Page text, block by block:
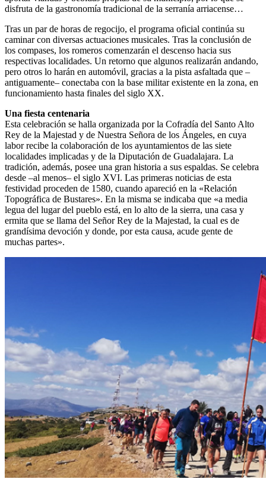
disfruta de la gastronomía tradicional de la serranía arriacense…
Tras un par de horas de regocijo, el programa oficial continúa su
caminar con diversas actuaciones musicales. Tras la conclusión de
los compases, los romeros comenzarán el descenso hacia sus
respectivas localidades. Un retorno que algunos realizarán andando,
pero otros lo harán en automóvil, gracias a la pista asfaltada que –
antiguamente– conectaba con la base militar existente en la zona, en
funcionamiento hasta finales del siglo XX.
Una fiesta centenaria
Esta celebración se halla organizada por la Cofradía del Santo Alto
Rey de la Majestad y de Nuestra Señora de los Ángeles, en cuya
labor recibe la colaboración de los ayuntamientos de las siete
localidades implicadas y de la Diputación de Guadalajara. La
tradición, además, posee una gran historia a sus espaldas. Se celebra
desde –al menos– el siglo XVI. Las primeras noticias de esta
festividad proceden de 1580, cuando apareció en la «Relación
Topográfica de Bustares». En la misma se indicaba que «a media
legua del lugar del pueblo está, en lo alto de la sierra, una casa y
ermita que se llama del Señor Rey de la Majestad, la cual es de
grandísima devoción y donde, por esta causa, acude gente de
muchas partes».